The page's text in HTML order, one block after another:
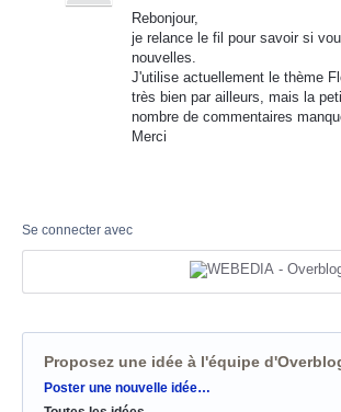
Rebonjour,
je relance le fil pour savoir si
nouvelles.
J'utilise actuellement le thème
très bien par ailleurs, mais la
nombre de commentaires
Merci
Se connecter avec
Proposez une idée à l'équipe
Catégories
Poster une nouvelle idée…